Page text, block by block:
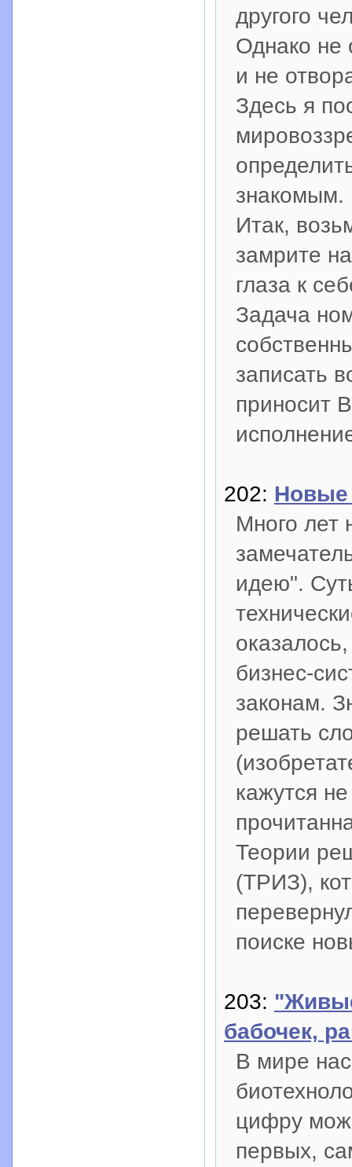
другого
Однако не
и не
Здесь я
знакомым.
Итак,
замрите
глаза к
Задача
записать
приносит
202: Новые
Много лет
идею".
бизнес-
законам.
решать
кажутся
Теории
(ТРИЗ),
поиске
203:
бабочек,
В мире
цифру
первых,